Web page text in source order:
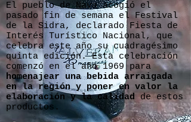
El pueblo de Nava acogió el
pasado fin de semana el Festival
de la Sidra, declarado Fiesta de
Interés Turístico Nacional, que
celebra este año su cuadragésimo
quinta edición. Esta celebración
comenzó en el año 1969 para
homenajear una bebida arraigada
en la región y poner en valor la
elaboración y la calidad de estos
productos.